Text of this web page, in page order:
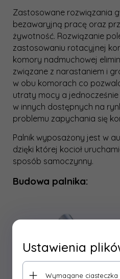
Ustawienia
Wymagane ciasteczka
Zastosowane rozwiązania
bezawaryjną pracę oraz
żywotność. Rozwiązanie
zastosowaniu rotacyjnej
komory nadmuchowej
związane z narastaniem i
w obu komorach co
utraty mocy a
w innych dostępnych na
problemu zapychania się
Palnik wyposażony jest w
dzięki której kocioł
sposób samoczynny.
Budowa palnika: